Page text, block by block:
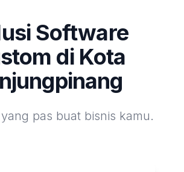
Software
di Kota
pas buat bisnis kamu.